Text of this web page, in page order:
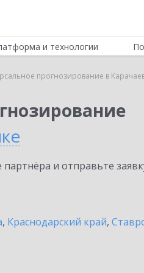
и технологии
прогнозирование в
и отправьте
, Краснодарский край,